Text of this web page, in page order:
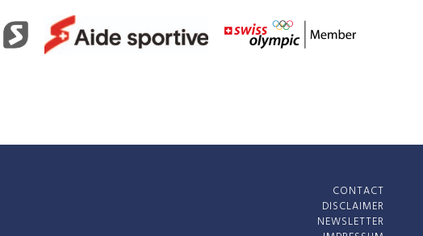
CONTACT
DISCLAIMER
NEWSLETTER